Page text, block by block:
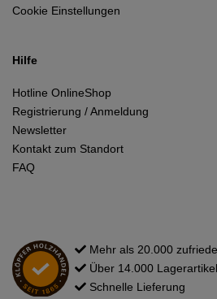
Cookie Einstellungen
Hilfe
Hotline OnlineShop
Registrierung / Anmeldung
Newsletter
Kontakt zum Standort
FAQ
Mehr als 20.000
Über 14.000 Lagerartikel
Schnelle Lieferung